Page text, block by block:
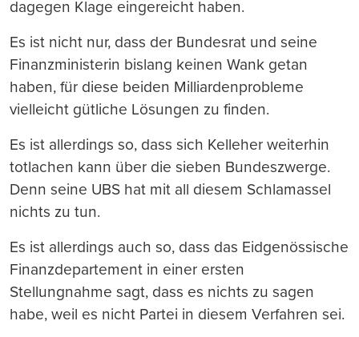
dagegen Klage eingereicht haben.
Es ist nicht nur, dass der Bundesrat und seine
Finanzministerin bislang keinen Wank getan
haben, für diese beiden Milliardenprobleme
vielleicht gütliche Lösungen zu finden.
Es ist allerdings so, dass sich Kelleher weiterhin
totlachen kann über die sieben Bundeszwerge.
Denn seine UBS hat mit all diesem Schlamassel
nichts zu tun.
Es ist allerdings auch so, dass das Eidgenössische
Finanzdepartement in einer ersten
Stellungnahme sagt, dass es nichts zu sagen
habe, weil es nicht Partei in diesem Verfahren sei.